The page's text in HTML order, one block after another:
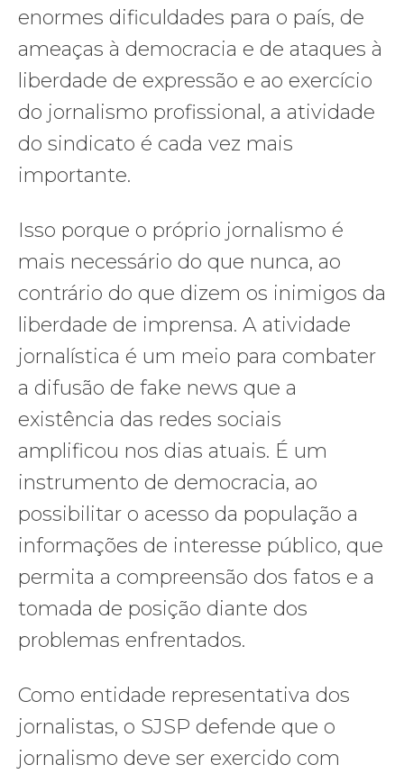
enormes dificuldades para o país, de
ameaças à democracia e de ataques à
liberdade de expressão e ao exercício
do jornalismo profissional, a atividade
do sindicato é cada vez mais
importante.
Isso porque o próprio jornalismo é
mais necessário do que nunca, ao
contrário do que dizem os inimigos da
liberdade de imprensa. A atividade
jornalística é um meio para combater
a difusão de fake news que a
existência das redes sociais
amplificou nos dias atuais. É um
instrumento de democracia, ao
possibilitar o acesso da população a
informações de interesse público, que
permita a compreensão dos fatos e a
tomada de posição diante dos
problemas enfrentados.
Como entidade representativa dos
jornalistas, o SJSP defende que o
jornalismo deve ser exercido com